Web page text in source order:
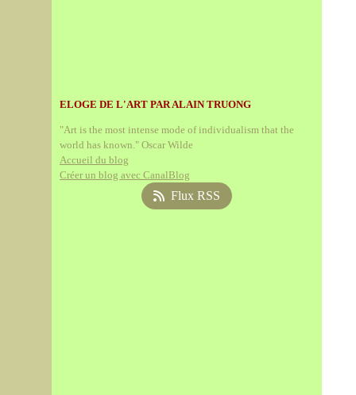
ELOGE DE L'ART PAR ALAIN TRUONG
"Art is the most intense mode of individualism that the
world has known." Oscar Wilde
Accueil du blog
Créer un blog avec CanalBlog
Flux RSS